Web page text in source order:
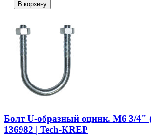
В корзину
Болт U-образный оцинк. M6 3/4"
136982 | Tech-KREP